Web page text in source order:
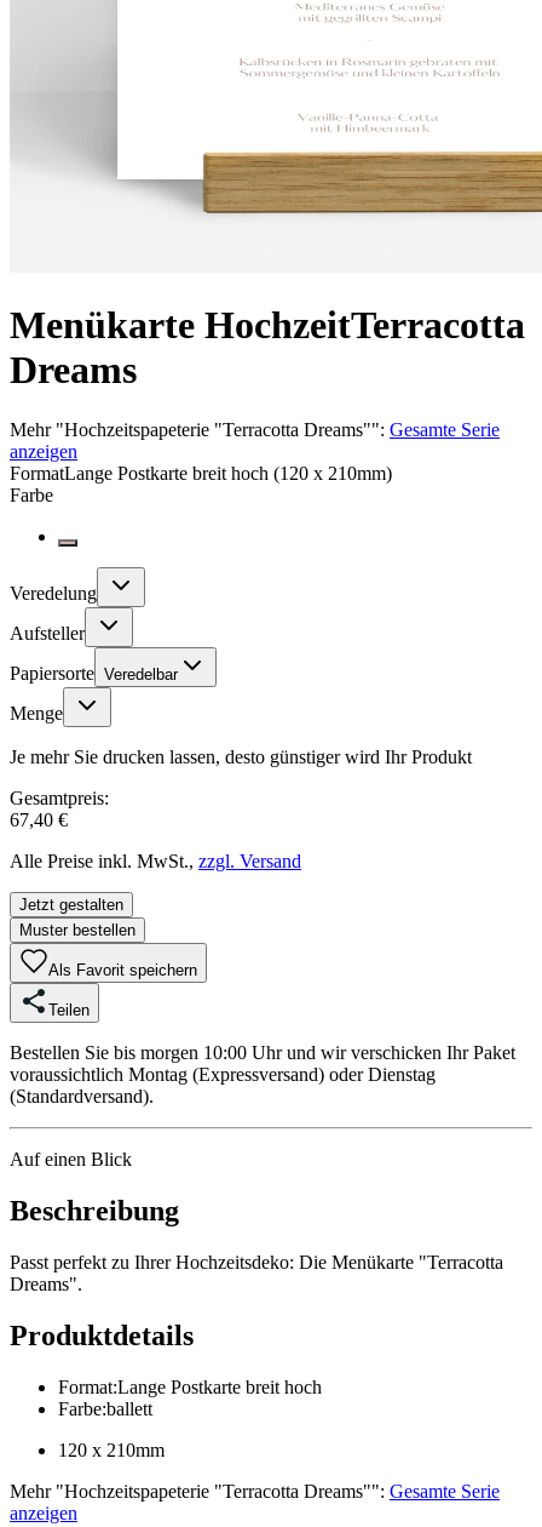
Menükarte HochzeitTerracotta
Dreams
Mehr"Hochzeitspapeterie "Terracotta Dreams"": Gesamte Serie
anzeigen
FormatLange Postkarte breit hoch (120 x 210mm)
Farbe
Veredelung
Aufsteller
Papiersorte Veredelbar
Menge
Je mehr Sie drucken lassen, desto günstiger wird Ihr Produkt
Gesamtpreis:
67,40 €
Alle Preise inkl. MwSt., zzgl. Versand
Jetzt gestalten
Muster bestellen
Als Favorit speichern
Teilen
Bestellen Sie bis morgen 10:00 Uhr und wir verschicken Ihr Paket
voraussichtlich Montag (Expressversand) oder Dienstag
(Standardversand).
Auf einen Blick
Beschreibung
Passt perfekt zu Ihrer Hochzeitsdeko: Die Menükarte "Terracotta
Dreams".
Produktdetails
Format:Lange Postkarte breit hoch
Farbe:ballett
120 x 210mm
Mehr"Hochzeitspapeterie "Terracotta Dreams"": Gesamte Serie
anzeigen